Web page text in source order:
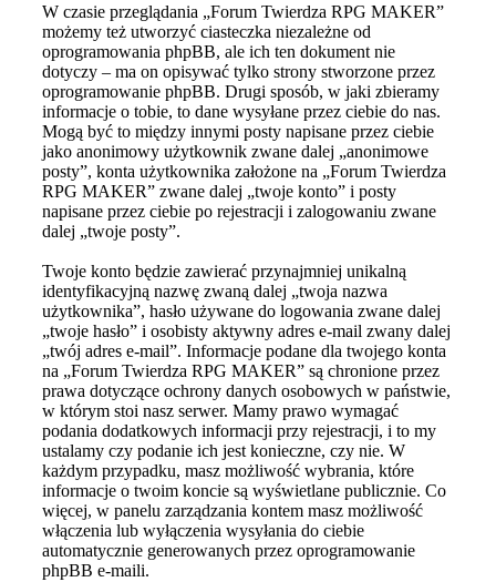
W czasie przeglądania „Forum Twierdza RPG MAKER”
możemy też utworzyć ciasteczka niezależne od
oprogramowania phpBB, ale ich ten dokument nie
dotyczy – ma on opisywać tylko strony stworzone przez
oprogramowanie phpBB. Drugi sposób, w jaki zbieramy
informacje o tobie, to dane wysyłane przez ciebie do nas.
Mogą być to między innymi posty napisane przez ciebie
jako anonimowy użytkownik zwane dalej „anonimowe
posty”, konta użytkownika założone na „Forum Twierdza
RPG MAKER” zwane dalej „twoje konto” i posty
napisane przez ciebie po rejestracji i zalogowaniu zwane
dalej „twoje posty”.
Twoje konto będzie zawierać przynajmniej unikalną
identyfikacyjną nazwę zwaną dalej „twoja nazwa
użytkownika”, hasło używane do logowania zwane dalej
„twoje hasło” i osobisty aktywny adres e-mail zwany dalej
„twój adres e-mail”. Informacje podane dla twojego konta
na „Forum Twierdza RPG MAKER” są chronione przez
prawa dotyczące ochrony danych osobowych w państwie,
w którym stoi nasz serwer. Mamy prawo wymagać
podania dodatkowych informacji przy rejestracji, i to my
ustalamy czy podanie ich jest konieczne, czy nie. W
każdym przypadku, masz możliwość wybrania, które
informacje o twoim koncie są wyświetlane publicznie. Co
więcej, w panelu zarządzania kontem masz możliwość
włączenia lub wyłączenia wysyłania do ciebie
automatycznie generowanych przez oprogramowanie
phpBB e-maili.